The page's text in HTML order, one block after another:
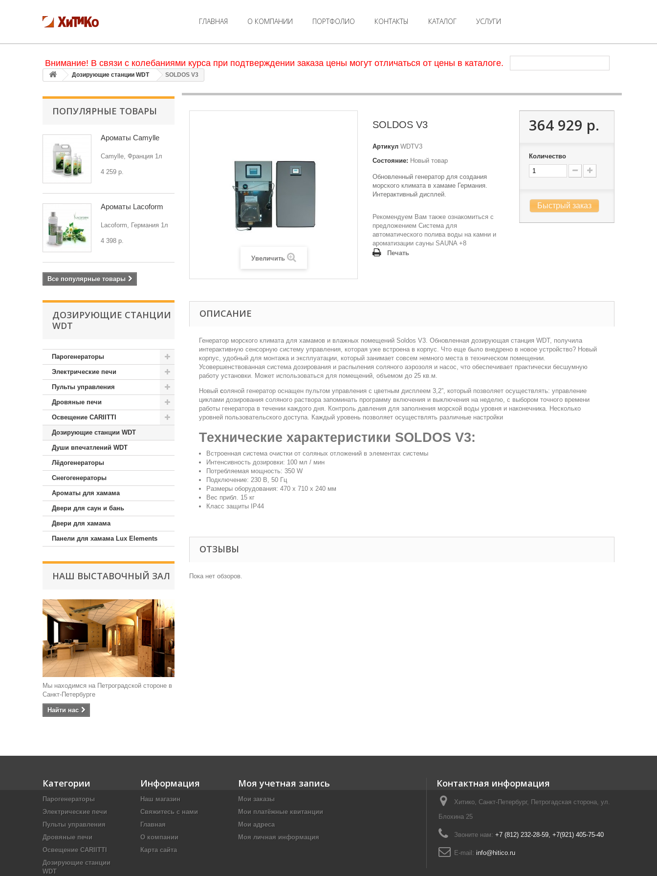
ГЛАВНАЯ О КОМПАНИИ ПОРТФОЛИО КОНТАКТЫ КАТАЛОГ УСЛУГИ
Внимание! В связи с колебаниями курса при подтверждении заказа цены могут отличаться от цены в каталоге.
Дозирующие станции WDT SOLDOS V3
ПОПУЛЯРНЫЕ ТОВАРЫ
Ароматы Camylle
Camylle, Франция 1л
4 259 р.
Ароматы Lacoform
Lacoform, Германия 1л
4 398 р.
Все популярные товары
ДОЗИРУЮЩИЕ СТАНЦИИ
WDT
Парогенераторы
Электрические печи
Пульты управления
Дровяные печи
Освещение CARIITTI
Дозирующие станции WDT
Души впечатлений WDT
Лёдогенераторы
Снегогенераторы
Ароматы для хамама
Двери для саун и бань
Двери для хамама
Панели для хамама Lux Elements
НАШ ВЫСТАВОЧНЫЙ ЗАЛ
Мы находимся на Петроградской стороне в
Санкт-Петербурге
Найти наc
Увеличить
SOLDOS V3
Артикул WDTV3
Состояние: Новый товар
Обновленный генератор для создания
морского климата в хамаме Германия.
Интерактивный дисплей.
Рекомендуем Вам также ознакомиться с
предложением Система для
автоматического полива воды на камни и
ароматизации сауны SAUNA +8
Печать
364 929 р.
Количество
Быстрый заказ
ОПИСАНИЕ
Генератор морского климата для хамамов и влажных помещений Soldos V3. Обновленная дозирующая станция WDT, получила
интерактивную сенсорную систему управления, которая уже встроена в корпус. Что еще было внедрено в новое устройство? Новый
корпус, удобный для монтажа и эксплуатации, который занимает совсем немного места в техническом помещении.
Усовершенствованная система дозирования и распыления соляного аэрозоля и насос, что обеспечивает практически бесшумную
работу установки. Может использоваться для помещений, объемом до 25 кв.м.
Новый соляной генератор оснащен пультом управления с цветным дисплеем 3,2”, который позволяет осуществлять: управление
циклами дозирования соляного раствора запоминать программу включения и выключения на неделю, с выбором точного времени
работы генератора в течении каждого дня. Контроль давления для заполнения морской воды уровня и наконечника. Несколько
уровней пользовательского доступа. Каждый уровень позволяет осуществлять различные настройки
Технические характеристики SOLDOS V3:
Встроенная система очистки от соляных отложений в элементах системы
Интенсивность дозировки: 100 мл / мин
Потребляемая мощность: 350 W
Подключение: 230 В, 50 Гц
Размеры оборудования: 470 х 710 х 240 мм
Вес прибл. 15 кг
Класс защиты IP44
ОТЗЫВЫ
Пока нет обзоров.
Категории
Парогенераторы
Электрические печи
Пульты управления
Дровяные печи
Освещение CARIITTI
Дозирующие станции
WDT
Информация
Наш магазин
Свяжитесь с нами
Главная
О компании
Карта сайта
Моя учетная запись
Мои заказы
Мои платёжные квитанции
Мои адреса
Моя личная информация
Контактная информация
Хитико, Санкт-Петербург, Петрогадская сторона, ул.
Блохина 25
Звоните нам: +7 (812) 232-28-59, +7(921) 405-75-40
E-mail: info@hitico.ru